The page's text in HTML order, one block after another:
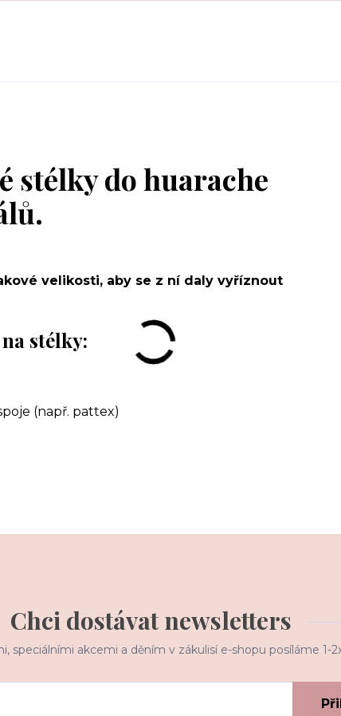
stélky do huarache
velikosti, aby se z ní daly vyříznout
stélky:
(např. pattex)
Chci dostávat newsletters
speciálními akcemi a děním v zákulisí e-shopu posíláme 1-